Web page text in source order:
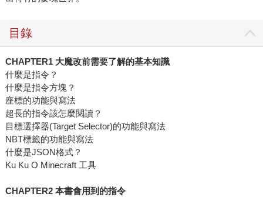
目錄
CHAPTER1 大魔改前需要了解的基本知識
什麼是指令？
什麼是指令方塊？
座標的功能與寫法
超長的指令該怎麼閱讀？
目標選擇器(Target Selector)的功能與寫法
NBT標籤的功能與寫法
什麼是JSON格式？
Ku Ku O Minecraft 工具
CHAPTER2 本書會用到的指令